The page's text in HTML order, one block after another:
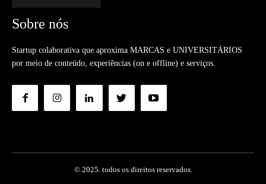
Sobre nós
Startup colaborativa que aproxima MARCAS e UNIVERSITÁRIOS
por meio de conteúdo, experiências (on e offline) e serviços.
© 2025. todos os direitos reservados.